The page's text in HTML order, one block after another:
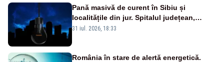
Pană masivă de curent în Sibiu și
localitățile din jur. Spitalul județean,
semafoarele, rețelele de telefonie, grav
31 iul. 2026, 18:33
România în stare de alertă energetică.